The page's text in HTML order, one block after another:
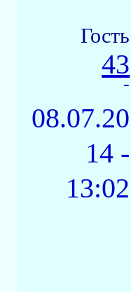
Гость
43
-
08.07.20
14 -
13:02